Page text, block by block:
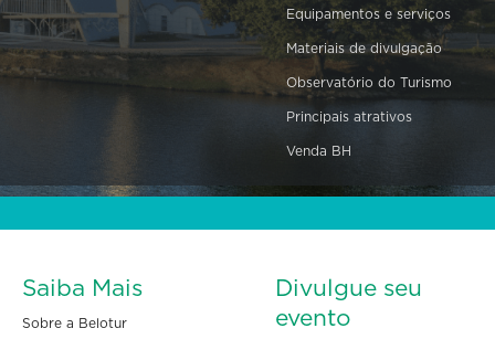
Equipamentos e serviços
Materiais de divulgação
Observatório do Turismo
Principais atrativos
Venda BH
Saiba Mais
Sobre a Belotur
Divulgue seu
evento